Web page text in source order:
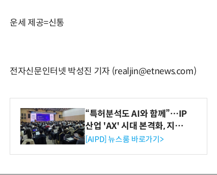
운세 제공=신통
전자신문인터넷 박성진 기자 (realjin@etnews.com)
“특허분석도 AI와 함께”…IP
산업 'AX' 시대 본격화, 지식
재산처 1호 AI IP데이터분석
[AIPD] 뉴스룸 바로가기>